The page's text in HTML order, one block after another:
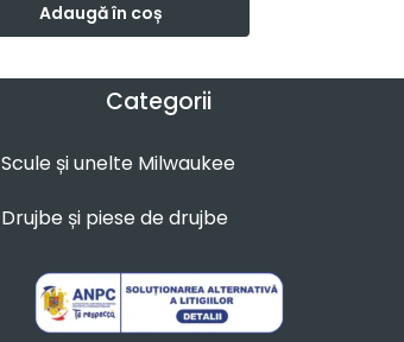
Adaugă în coș
Categorii
Scule și unelte Milwaukee
Drujbe și piese de drujbe